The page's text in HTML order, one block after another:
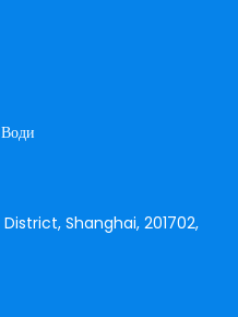
Shanghai, 201702,